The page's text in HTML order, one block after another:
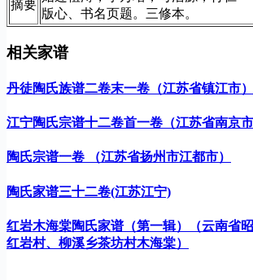
摘要
版心、书名页题。三修本。
相关家谱
丹徒陶氏族谱二卷末一卷（江苏省镇江市）
江宁陶氏宗谱十二卷首一卷（江苏省南京市
陶氏宗谱一卷 （江苏省扬州市江都市）
陶氏家谱三十二卷(江苏江宁)
红岩木海棠陶氏家谱（第一辑）（云南省
红岩村、柳溪乡茶坊村木海棠）